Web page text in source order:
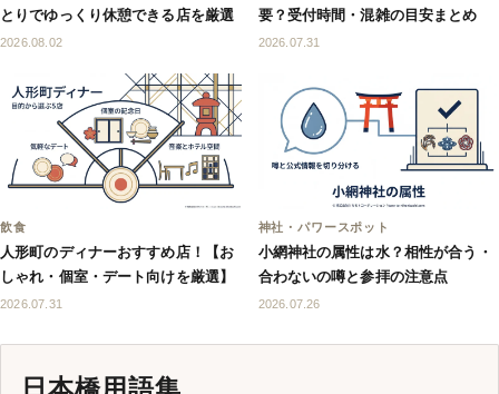
とりでゆっくり休憩できる店を厳選
2026.08.02
要？受付時間・混雑の目安まとめ
2026.07.31
飲食
人形町のディナーおすすめ店！【お
しゃれ・個室・デート向けを厳選】
2026.07.31
神社・パワースポット
小網神社の属性は水？相性が合う・
合わないの噂と参拝の注意点
2026.07.26